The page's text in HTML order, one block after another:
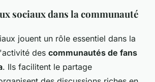
sociaux dans la communauté
jouent un rôle essentiel dans la
des communautés de fans
. Ils facilitent le partage